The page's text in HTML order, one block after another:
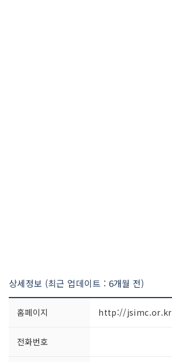
상세정보 (최근 업데이트 : 6개월 전)
홈페이지 http://jsimc.or.kr
전화번호